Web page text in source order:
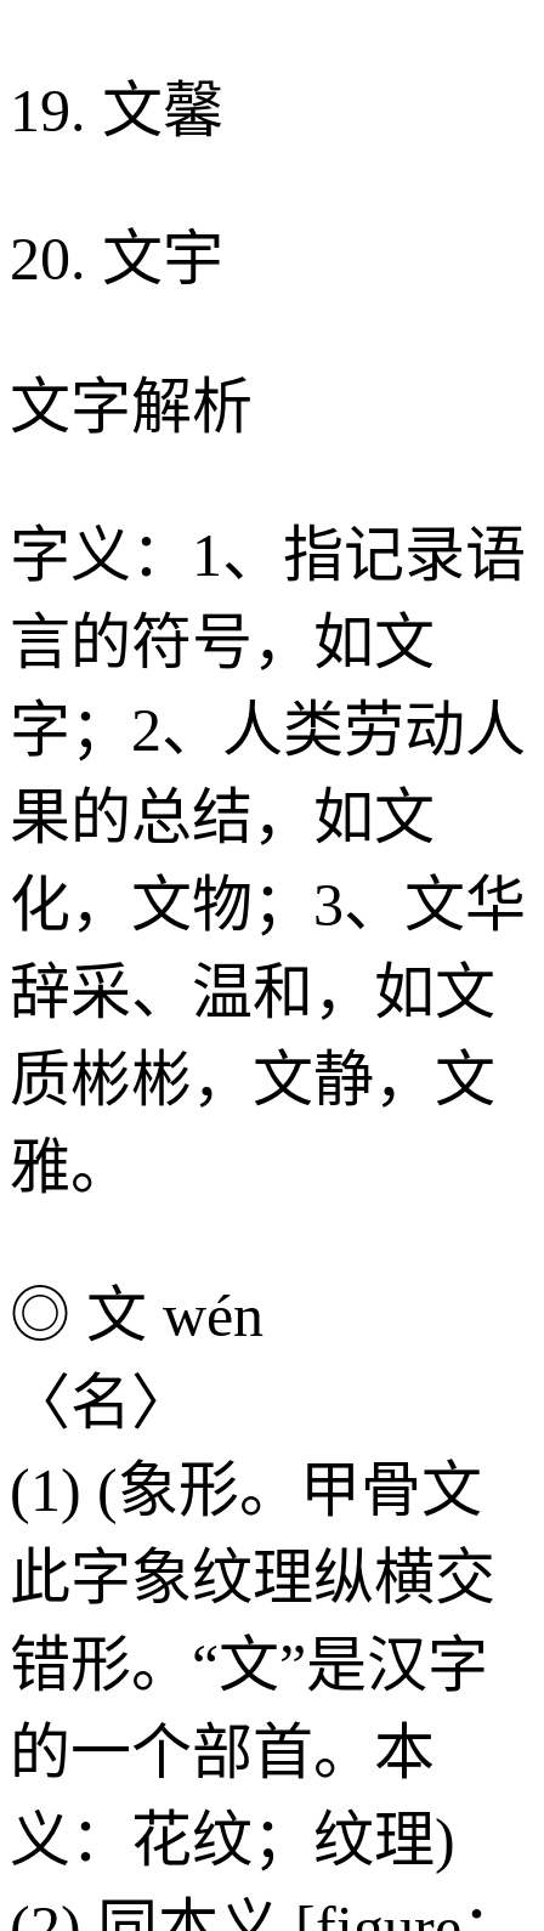
19. 文馨
20. 文宇
文字解析
字义：1、指记录语
言的符号，如文
字；2、人类劳动人
果的总结，如文
化，文物；3、文华
辞采、温和，如文
质彬彬，文静，文
雅。
◎ 文 wén
〈名〉
(1) (象形。甲骨文
此字象纹理纵横交
错形。“文”是汉字
的一个部首。本
义：花纹；纹理)